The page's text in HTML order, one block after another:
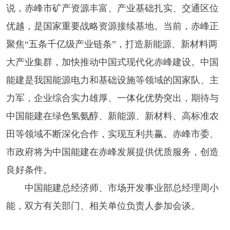
说，赤峰市矿产资源丰富、产业基础扎实、交通区位
优越，是国家重要战略资源接续基地。当前，赤峰正
聚焦“五条千亿级产业链条”，打造新能源、新材料两
大产业集群，加快推动中国式现代化赤峰建设。中国
能建是我国能源电力和基础设施等领域的国家队、主
力军，企业综合实力雄厚、一体化优势突出，期待与
中国能建在绿色氢氨醇、新能源、新材料、高标准农
田等领域不断深化合作，实现互利共赢。赤峰市委、
市政府将为中国能建在赤峰发展提供优质服务，创造
良好条件。
中国能建总经济师、市场开发事业部总经理周小
能，双方有关部门、相关单位负责人参加会谈。